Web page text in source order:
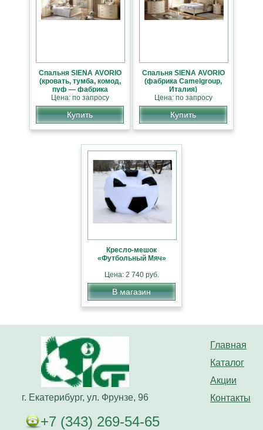
Cпальня SIENA AVORIO
(кровать, тумба, комод,
пуф — фабрика
Camelgroup, Италия)
Цена: по запросу
Купить
Cпальня SIENA AVORIO
(фабрика Camelgroup,
Италия)
Цена: по запросу
Купить
Кресло-мешок
«Футбольный Мяч»
Цена: 2 740 руб.
В магазин
Главная
Каталог
Акции
Контакты
г. Екатерибург, ул. Фрунзе, 96
+7 (343) 269-54-65